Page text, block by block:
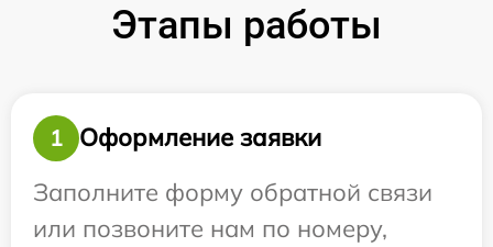
Этапы работы
1
Оформление заявки
Заполните форму обратной связи
или позвоните нам по номеру,